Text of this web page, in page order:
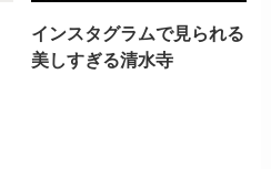
インスタグラムで見られる
美しすぎる清水寺